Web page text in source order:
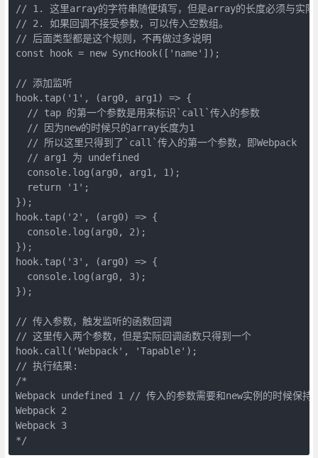
// 1. 这里array的字符串随便填写，但是array的长度必须与实际
// 2. 如果回调不接受参数，可以传入空数组。
// 后面类型都是这个规则，不再做过多说明
const hook = new SyncHook(['name']);
// 添加监听
hook.tap('1', (arg0, arg1) => {
  // tap 的第一个参数是用来标识`call`传入的参数
  // 因为new的时候只的array长度为1
  // 所以这里只得到了`call`传入的第一个参数，即Webpack
  // arg1 为 undefined
  console.log(arg0, arg1, 1);
  return '1';
});
hook.tap('2', (arg0) => {
  console.log(arg0, 2);
});
hook.tap('3', (arg0) => {
  console.log(arg0, 3);
});
// 传入参数，触发监听的函数回调
// 这里传入两个参数，但是实际回调函数只得到一个
hook.call('Webpack', 'Tapable');
// 执行结果:
/*
Webpack undefined 1 // 传入的参数需要和new实例的时候保持
Webpack 2
Webpack 3